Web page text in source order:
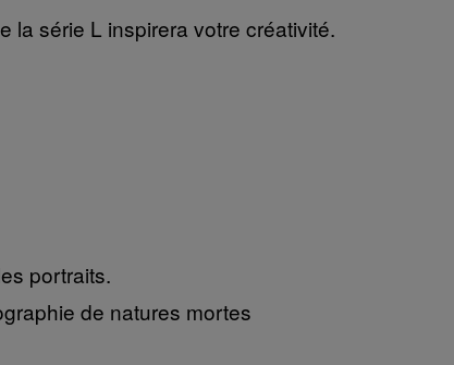
la série L inspirera votre créativité.
portraits.
de natures mortes